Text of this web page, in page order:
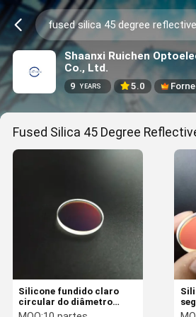
Shaanxi Ruichen
Co., Ltd.
9 YEARS 5.0
Fused Silica 45 Degree
Silicone fundido claro
circular do diâmetro
50mm lente reflexiva de